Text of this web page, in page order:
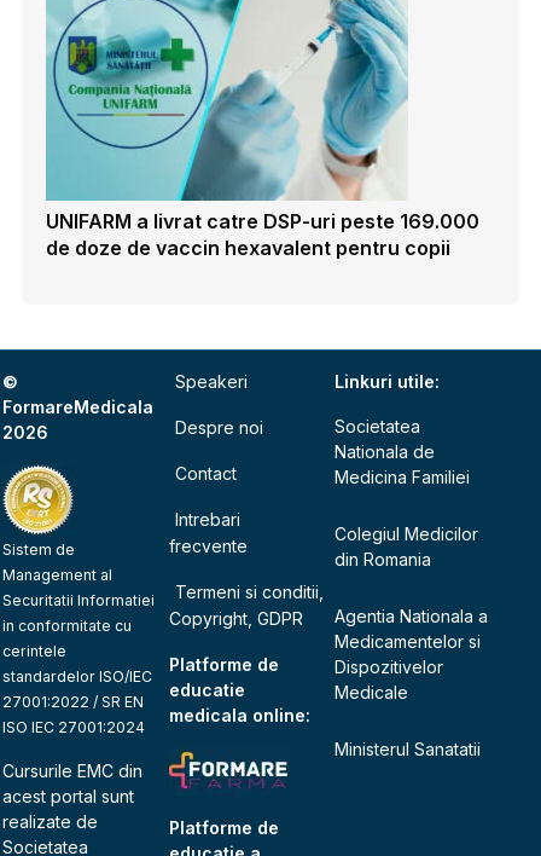
UNIFARM a livrat catre DSP-uri peste 169.000
de doze de vaccin hexavalent pentru copii
©
FormareMedicala
2026
Sistem de
Management al
Securitatii Informatiei
in conformitate cu
cerintele
standardelor ISO/IEC
27001:2022 / SR EN
ISO IEC 27001:2024
Cursurile EMC din
acest portal sunt
realizate de
Societatea
Speakeri
Despre noi
Contact
Intrebari
frecvente
Termeni si conditii,
Copyright, GDPR
Platforme de
educatie
medicala online:
Platforme de
Linkuri utile:
Societatea
Nationala de
Medicina Familiei
Colegiul Medicilor
din Romania
Agentia Nationala a
Medicamentelor si
Dispozitivelor
Medicale
Ministerul Sanatatii